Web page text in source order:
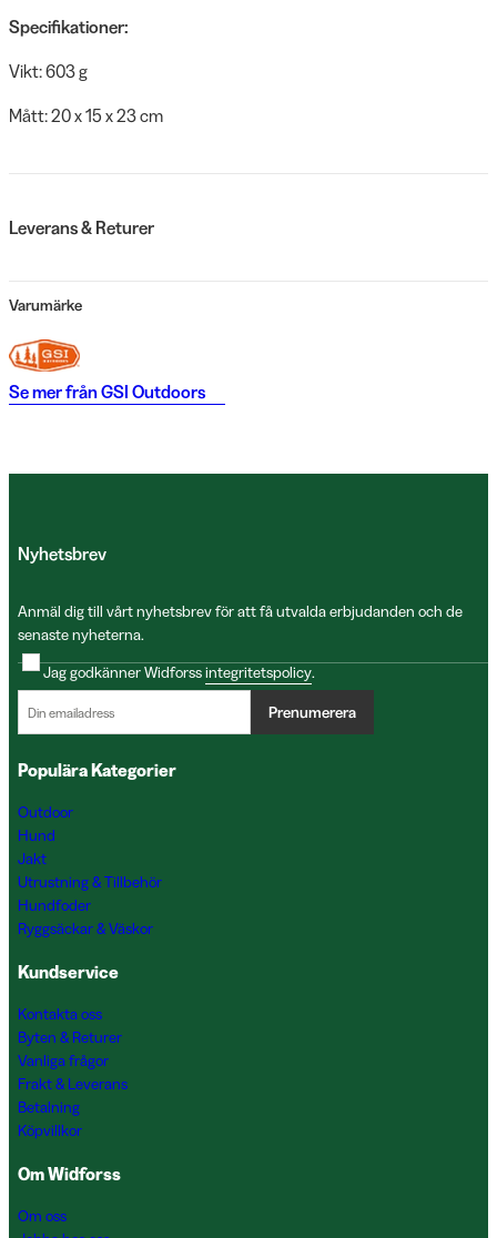
Specifikationer:
Vikt: 603 g
Mått: 20 x 15 x 23 cm
Leverans & Returer
Varumärke
Se mer frånGSI Outdoors
Nyhetsbrev
Anmäl dig till vårt nyhetsbrev för att få utvalda erbjudanden och de
senaste nyheterna.
Jag godkänner Widforssintegritetspolicy.
Prenumerera
Populära Kategorier
Outdoor
Hund
Jakt
Utrustning & Tillbehör
Hundfoder
Ryggsäckar & Väskor
Kundservice
Kontakta oss
Byten & Returer
Vanliga frågor
Frakt & Leverans
Betalning
Köpvillkor
Om Widforss
Om oss